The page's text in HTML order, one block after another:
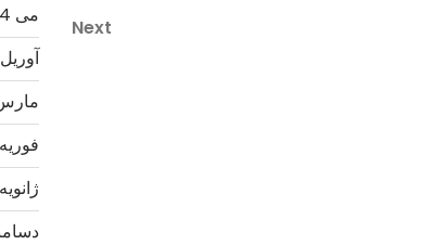
Next
Post
Next
می 2024
آوریل 2024
مارس
فوریه 2024
ژانویه 2024
دسامبر